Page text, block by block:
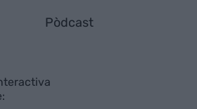
Pòdcast